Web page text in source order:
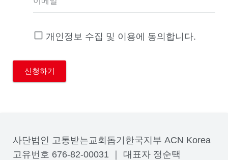
개인정보 수집 및 이용에 동의합니다.
사단법인 고통받는교회돕기한국지부 ACN Korea
고유번호 676-82-00031 ｜ 대표자 정순택